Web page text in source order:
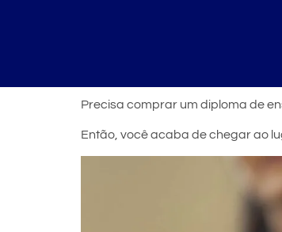
Precisa comprar um diploma de
Então, você acaba de chegar ao